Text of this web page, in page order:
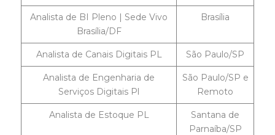
Analista de BI Pleno | Sede Vivo
Brasília/DF
Brasília
Analista de Canais Digitais PL São Paulo/SP
Analista de Engenharia de
Serviços Digitais Pl
São Paulo/SP e
Remoto
Analista de Estoque PL
Santana de
Parnaíba/SP